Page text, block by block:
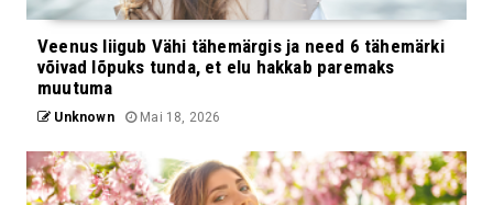
Veenus liigub Vähi tähemärgis ja need 6 tähemärki
võivad lõpuks tunda, et elu hakkab paremaks
muutuma
Unknown Mai 18, 2026